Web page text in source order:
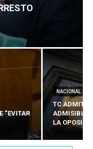
“EVITAR
NACIONAL
TC ADMITE
ADMISIBLES
LA